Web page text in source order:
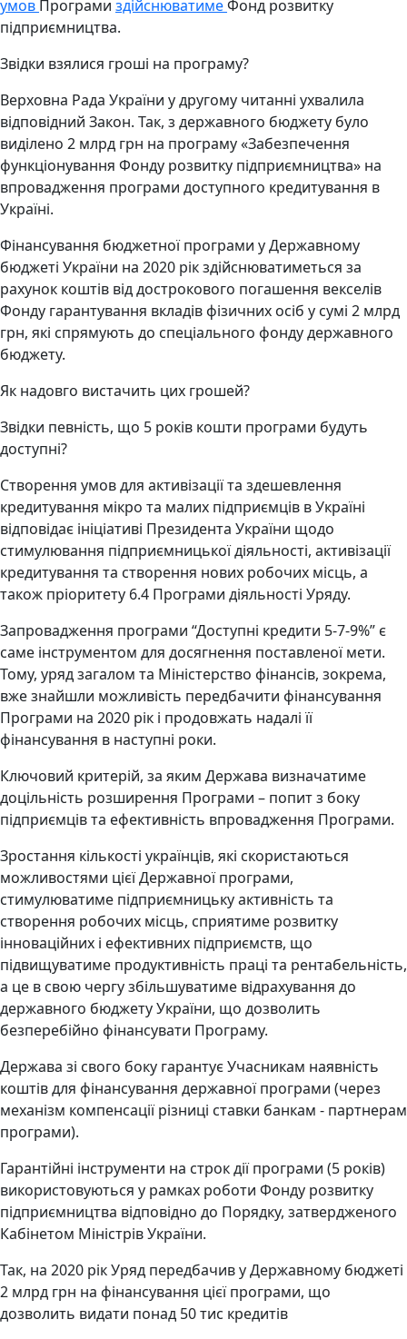
умов Програми здійснюватимеФонд розвитку
підприємництва.
Звідки взялися гроші на програму?
Верховна Рада України у другому читанні ухвалила
відповідний Закон. Так, з державного бюджету було
виділено 2 млрд грн на програму «Забезпечення
функціонування Фонду розвитку підприємництва» на
впровадження програми доступного кредитування в
Україні.
Фінансування бюджетної програми у Державному
бюджеті України на 2020 рік здійснюватиметься за
рахунок коштів від дострокового погашення векселів
Фонду гарантування вкладів фізичних осіб у сумі 2 млрд
грн, які спрямують до спеціального фонду державного
бюджету.
Як надовго вистачить цих грошей?
Звідки певність, що 5 років кошти програми будуть
доступні?
Створення умов для активізації та здешевлення
кредитування мікро та малих підприємців в Україні
відповідає ініціативі Президента України щодо
стимулювання підприємницької діяльності, активізації
кредитування та створення нових робочих місць, а
також пріоритету 6.4 Програми діяльності Уряду.
Запровадження програми “Доступні кредити 5-7-9%” є
саме інструментом для досягнення поставленої мети.
Тому, уряд загалом та Міністерство фінансів, зокрема,
вже знайшли можливість передбачити фінансування
Програми на 2020 рік і продовжать надалі її
фінансування в наступні роки.
Ключовий критерій, за яким Держава визначатиме
доцільність розширення Програми – попит з боку
підприємців та ефективність впровадження Програми.
Зростання кількості українців, які скористаються
можливостями цієї Державної програми,
стимулюватиме підприємницьку активність та
створення робочих місць, сприятиме розвитку
інноваційних і ефективних підприємств, що
підвищуватиме продуктивність праці та рентабельність,
а це в свою чергу збільшуватиме відрахування до
державного бюджету України, що дозволить
безперебійно фінансувати Програму.
Держава зі свого боку гарантує Учасникам наявність
коштів для фінансування державної програми (через
механізм компенсації різниці ставки банкам - партнерам
програми).
Гарантійні інструменти на строк дії програми (5 років)
використовуються у рамках роботи Фонду розвитку
підприємництва відповідно до Порядку, затвердженого
Кабінетом Міністрів України.
Так, на 2020 рік Уряд передбачив у Державному бюджеті
2 млрд грн на фінансування цієї програми, що
дозволить видати понад 50 тис кредитів